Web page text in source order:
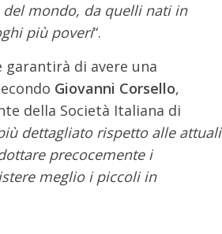
mondo, da quelli nati in
più poveri“.
garantirà di avere una
Giovanni Corsello,
della Società Italiana di
dettagliato rispetto alle attuali
precocemente i
meglio i piccoli in